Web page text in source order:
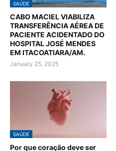
SAÚDE
CABO MACIEL VIABILIZA
TRANSFERÊNCIA AÉREA DE
PACIENTE ACIDENTADO DO
HOSPITAL JOSÉ MENDES
EM ITACOATIARA/AM.
January 25, 2025
SAÚDE
Por que coração deve ser